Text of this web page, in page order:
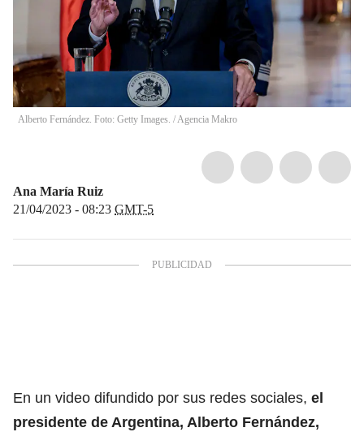
Alberto Fernández. Foto: Getty Images. /Agencia Makro
Ana María Ruiz
21/04/2023 - 08:23 GMT-5
En un video difundido por sus redes sociales, el
presidente de Argentina, Alberto Fernández,